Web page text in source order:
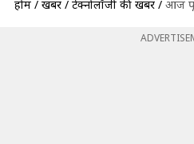
होम / खबरें / टेक्नोलॉजी की खबरें / आज पृथ्वी